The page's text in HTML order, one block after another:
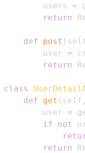
        users
=
return
def post (
        user
=
return
class
def
get ( self ,
        user
=
if
not
return